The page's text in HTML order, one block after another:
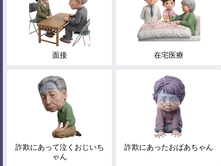
面接 在宅医療
詐欺にあって泣くおじいち
ゃん
詐欺にあったおばあちゃん